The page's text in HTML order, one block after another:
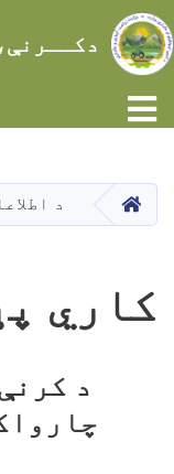
کور د
کاري
د